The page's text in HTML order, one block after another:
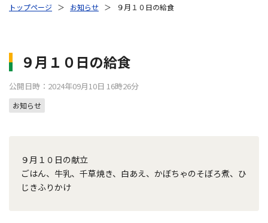
トップページ ＞ お知らせ ＞ ９月１０日の給食
９月１０日の給食
公開日時：2024年09月10日 16時26分
お知らせ
９月１０日の献立
ごはん、牛乳、千草焼き、白あえ、かぼちゃのそぼろ煮、ひ
じきふりかけ